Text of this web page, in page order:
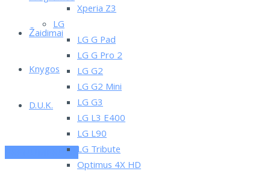
Žaidimai
Knygos
D.U.K.
PRENUMERUOK
Xperia Z3
LG
LG G Pad
LG G Pro 2
LG G2
LG G2 Mini
LG G3
LG L3 E400
LG L90
LG Tribute
Optimus 4X HD